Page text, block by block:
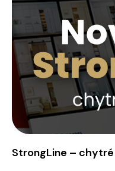
StrongLine –